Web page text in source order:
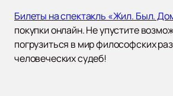
Билеты на спектакль «Жил. Был.
покупки онлайн. Не упустите
погрузиться в мир философских
человеческих судеб!